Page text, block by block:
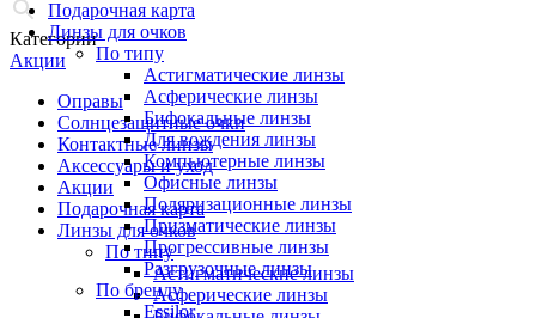
Категории
Акции
Оправы
Солнцезащитные очки
Контактные линзы
Аксессуары и уход
Акции
Подарочная карта
Линзы для очков
По типу
Астигматические линзы
Асферические линзы
Подарочная карта
Линзы для очков
По типу
Астигматические линзы
Асферические линзы
Бифокальные линзы
Для вождения линзы
Компьютерные линзы
Офисные линзы
Поляризационные линзы
Призматические линзы
Прогрессивные линзы
Разгрузочные линзы
По бренду
Essilor